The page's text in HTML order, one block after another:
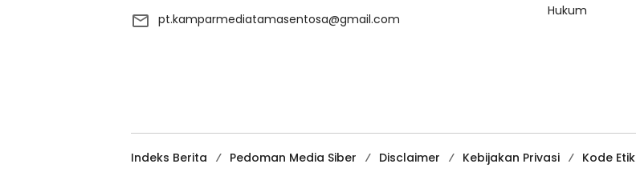
pt.kamparmediatamasentosa@gmail.com
Hukum
Indeks Berita Pedoman Media Siber Disclaimer Kebijakan Privasi Kode Etik